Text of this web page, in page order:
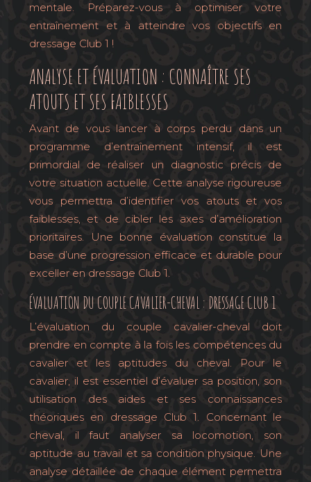
mentale. Préparez-vous à optimiser votre
entraînement et à atteindre vos objectifs en
dressage Club 1 !
ANALYSE ET ÉVALUATION : CONNAÎTRE SES
ATOUTS ET SES FAIBLESSES
Avant de vous lancer à corps perdu dans un
programme d’entraînement intensif, il est
primordial de réaliser un diagnostic précis de
votre situation actuelle. Cette analyse rigoureuse
vous permettra d’identifier vos atouts et vos
faiblesses, et de cibler les axes d’amélioration
prioritaires. Une bonne évaluation constitue la
base d’une progression efficace et durable pour
exceller en dressage Club 1.
ÉVALUATION DU COUPLE CAVALIER-CHEVAL : DRESSAGE CLUB 1
L’évaluation du couple cavalier-cheval doit
prendre en compte à la fois les compétences du
cavalier et les aptitudes du cheval. Pour le
cavalier, il est essentiel d’évaluer sa position, son
utilisation des aides et ses connaissances
théoriques en dressage Club 1. Concernant le
cheval, il faut analyser sa locomotion, son
aptitude au travail et sa condition physique. Une
analyse détaillée de chaque élément permettra